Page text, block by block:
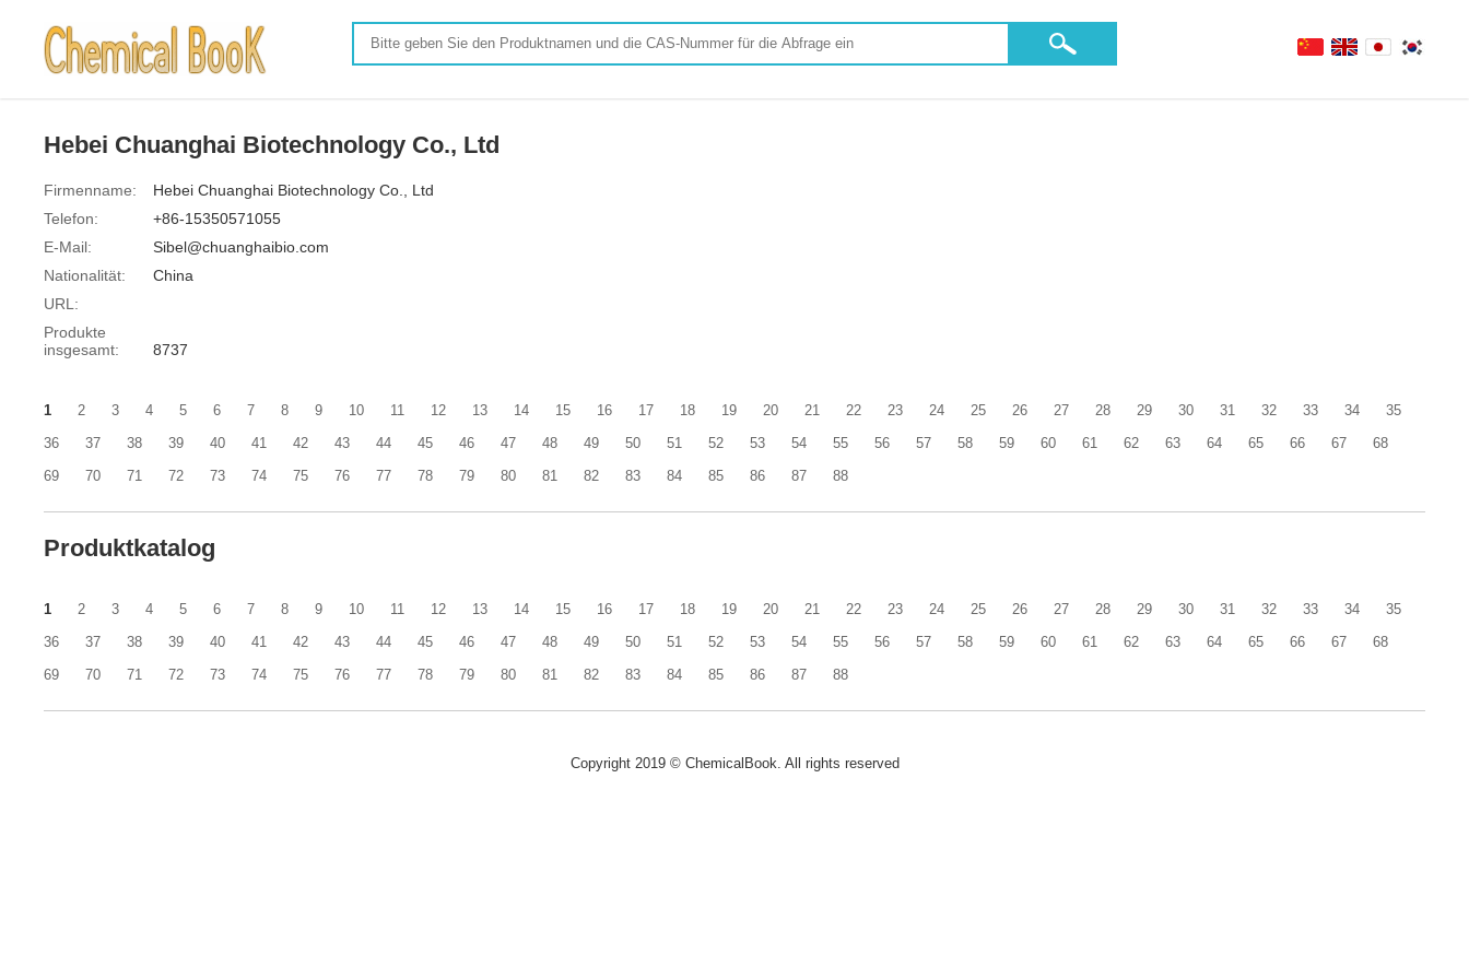
Hebei Chuanghai Biotechnology Co., Ltd
Firmenname:
Hebei Chuanghai Biotechnology Co., Ltd
Telefon:
+86-15350571055
E-Mail:
Sibel@chuanghaibio.com
Nationalität:
China
URL:
Produkte
insgesamt:
8737
1 2 3 4 5 6 7 8 9 10 11 12 13 14 15 16 17 18 19 20 21 22 23 24 25 26 27 28 29 30 31 32 33 34
35
36
37 38 39 40 41 42 43 44 45 46 47 48 49 50 51 52 53 54 55 56 57 58 59 60 61 62 63 64 65 66 67
68
69
70 71 72 73 74 75 76 77 78 79 80 81 82 83 84 85 86 87 88
Produktkatalog
1 2 3 4 5 6 7 8 9 10 11 12 13 14 15 16 17 18 19 20 21 22 23 24 25 26 27 28 29 30 31 32 33 34
35
36
37 38 39 40 41 42 43 44 45 46 47 48 49 50 51 52 53 54 55 56 57 58 59 60 61 62 63 64 65 66 67
68
69
70 71 72 73 74 75 76 77 78 79 80 81 82 83 84 85 86 87 88
Copyright 2019 © ChemicalBook. All rights reserved